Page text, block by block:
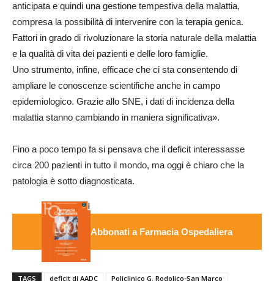
anticipata e quindi una gestione tempestiva della malattia,
compresa la possibilità di intervenire con la terapia genica.
Fattori in grado di rivoluzionare la storia naturale della malattia
e la qualità di vita dei pazienti e delle loro famiglie.
Uno strumento, infine, efficace che ci sta consentendo di
ampliare le conoscenze scientifiche anche in campo
epidemiologico. Grazie allo SNE, i dati di incidenza della
malattia stanno cambiando in maniera significativa».
Fino a poco tempo fa si pensava che il deficit interessasse
circa 200 pazienti in tutto il mondo, ma oggi è chiaro che la
patologia è sotto diagnosticata.
Abbonati a Farmacia Ospedaliera
TAGS deficit di AADC Policlinico G. Rodolico-San Marco